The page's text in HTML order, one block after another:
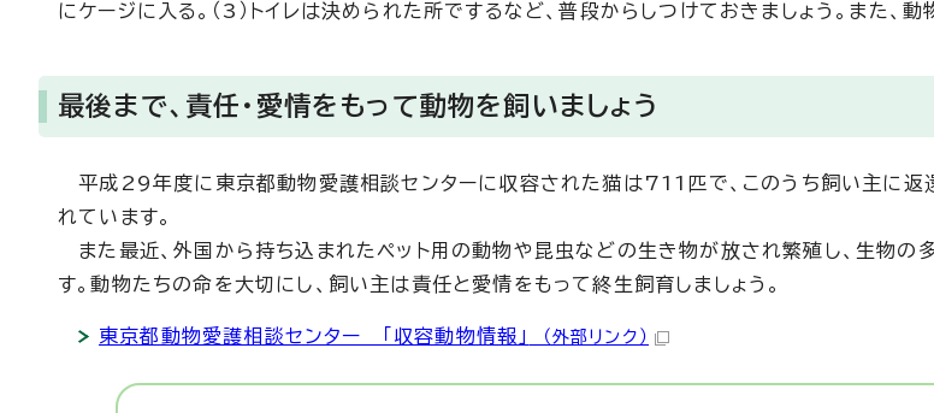
にケージに入る。（3）トイレは決められた所でするなど、普段からしつけておきましょう。また、
最後まで、責任・愛情をもって動物を飼いましょう
平成29年度に東京都動物愛護相談センターに収容された猫は711匹で、このうち飼い主に
れています。
また最近、外国から持ち込まれたペット用の動物や昆虫などの生き物が放され繁殖し、生物の
す。動物たちの命を大切にし、飼い主は責任と愛情をもって終生飼育しましょう。
東京都動物愛護相談センター 「収容動物情報」 （外部リンク）